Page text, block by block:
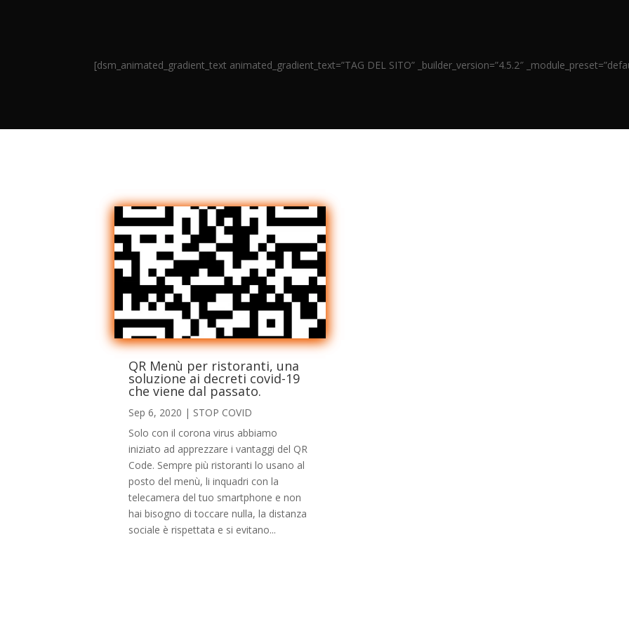
[dsm_animated_gradient_text animated_gradient_text=”TAG DEL SITO” _builder_version=”4.5.2″
QR Menù per ristoranti, una
soluzione ai decreti covid-19
che viene dal passato.
Sep 6, 2020 | STOP COVID
Solo con il corona virus abbiamo
iniziato ad apprezzare i vantaggi del QR
Code. Sempre più ristoranti lo usano al
posto del menù, li inquadri con la
telecamera del tuo smartphone e non
hai bisogno di toccare nulla, la distanza
sociale è rispettata e si evitano...